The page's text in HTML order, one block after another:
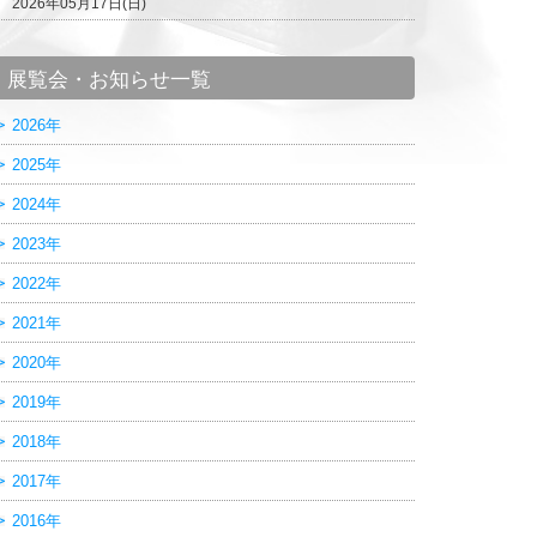
2026年05月17日(日)
展覧会・お知らせ一覧
2026年
2025年
2024年
2023年
2022年
2021年
2020年
2019年
2018年
2017年
2016年